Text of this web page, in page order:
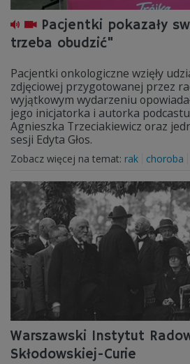
Pacjentki pokazały
trzeba obudzić"
Pacjentki onkologiczne wzięły
zdjęciowej przygotowanej przez
wyjątkowym wydarzeniu
jego inicjatorka i autorka
Agnieszka Trzeciakiewicz oraz
sesji Edyta Głos.
Zobacz więcej na temat: rak choroba
Warszawski Instytut
Skłodowskiej-Curie